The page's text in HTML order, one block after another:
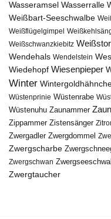
Wasseramsel Wasserralle
Weißbart-Seeschwalbe
Weißflügelgimpel
Weißschwanzkiebitz
Wendehals Wendelstein
Wiedehopf Wiesenpieper
Winter
Wüstenprinie Wüstenrabe
Wüstenuhu Zaunammer
Zippammer Zistensänger
Zwergadler Zwergdommel
Zwergscharbe
Zwergschwan
Zwergtaucher